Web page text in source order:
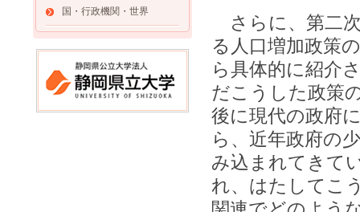
国・行政機関・世界
さらに、第二
る人口増加政策
ら具体的に紹介
だこうした政策
後に現代の政府
ら、近年政府の
み込まれてきて
れ、はたしてこ